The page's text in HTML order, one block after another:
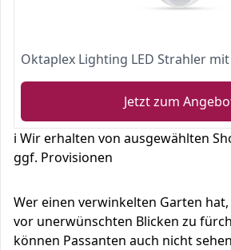
Jetzt zum
ℹ️ Wir erhalten von ausgewählten
ggf. Provisionen
Wer einen verwinkelten Garten
vor unerwünschten Blicken zu
können Passanten auch nicht